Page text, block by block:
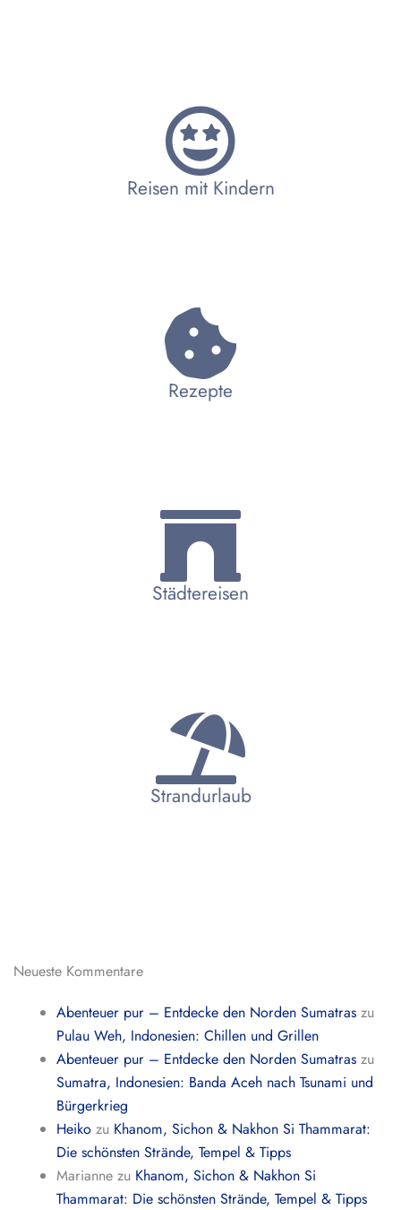
Reisen mit Kindern
Rezepte
Städtereisen
Strandurlaub
Neueste Kommentare
Abenteuer pur – Entdecke den Norden Sumatras zu
Pulau Weh, Indonesien: Chillen und Grillen
Abenteuer pur – Entdecke den Norden Sumatras zu
Sumatra, Indonesien: Banda Aceh nach Tsunami und
Bürgerkrieg
Heiko zu Khanom, Sichon & Nakhon Si Thammarat:
Die schönsten Strände, Tempel & Tipps
Marianne zu Khanom, Sichon & Nakhon Si
Thammarat: Die schönsten Strände, Tempel & Tipps